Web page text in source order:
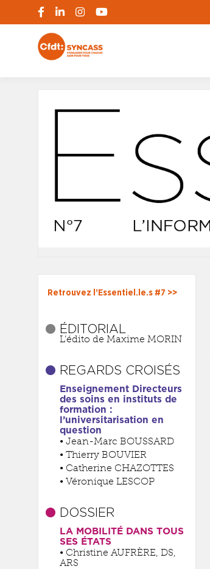
Retrouvez l’Essentiel.le.s #7 >>
ÉDITORIAL
L’édito de Maxime MORIN
REGARDS CROISÉS
Enseignement Directeurs
des soins en instituts de
formation :
l’universitarisation en
question
• Jean-Marc BOUSSARD
• Thierry BOUVIER
• Catherine CHAZOTTES
• Véronique LESCOP
DOSSIER
LA MOBILITÉ DANS TOUS
SES ÉTATS
• Christine AUFRÈRE, DS,
ARS